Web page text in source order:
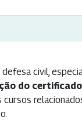
civil,
do